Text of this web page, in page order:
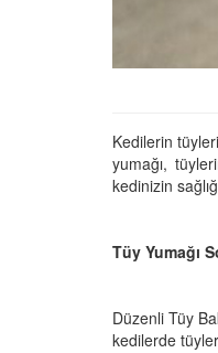
Kedilerin
yumağı,
kedinizin
Tüy Yumağı
Düzenli Tüy
kedilerde
Gerçek Şok
Olunca Gerçekten